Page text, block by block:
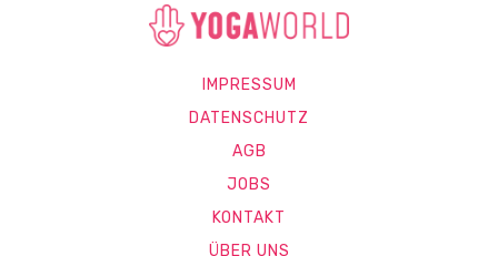
IMPRESSUM
DATENSCHUTZ
AGB
JOBS
KONTAKT
ÜBER UNS